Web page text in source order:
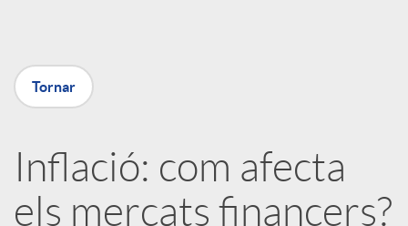
X
r
Tornar
Inflació: com afecta
els mercats financers?